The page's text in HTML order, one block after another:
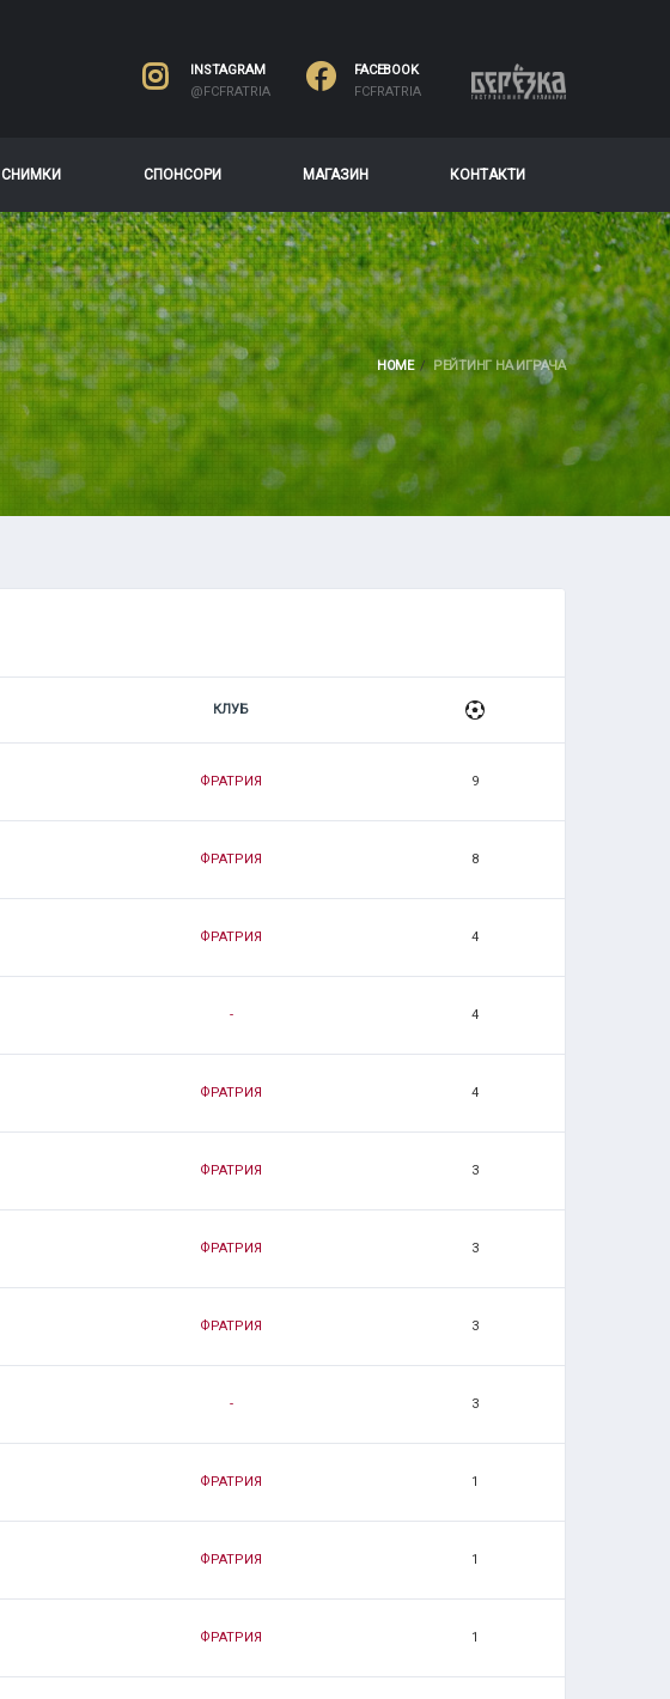
INSTAGRAM
@FCFRATRIA
FACEBOOK
FCFRATRIA
СНИМКИ СПОНСОРИ МАГАЗИН КОНТАКТИ
HOME РЕЙТИНГ НА ИГРАЧА
КЛУБ
ФРАТРИЯ 9
ФРАТРИЯ 8
ФРАТРИЯ 4
- 4
ФРАТРИЯ 4
ФРАТРИЯ 3
ФРАТРИЯ 3
ФРАТРИЯ 3
- 3
ФРАТРИЯ 1
ФРАТРИЯ 1
ФРАТРИЯ 1